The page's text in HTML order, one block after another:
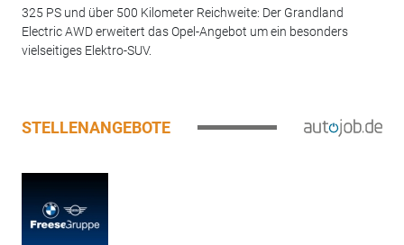
325 PS und über 500 Kilometer Reichweite: Der Grandland
Electric AWD erweitert das Opel-Angebot um ein besonders
vielseitiges Elektro-SUV.
STELLENANGEBOTE